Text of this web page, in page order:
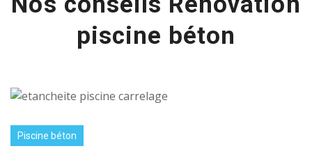
piscine béton
Piscine béton